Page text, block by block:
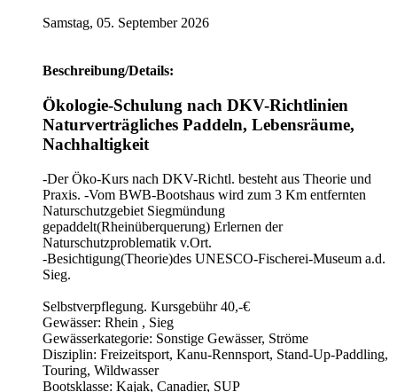
Samstag, 05. September 2026
Beschreibung/Details:
Ökologie-Schulung nach DKV-Richtlinien
Naturverträgliches Paddeln, Lebensräume,
Nachhaltigkeit
-Der Öko-Kurs nach DKV-Richtl. besteht aus Theorie und
Praxis. -Vom BWB-Bootshaus wird zum 3 Km entfernten
Naturschutzgebiet Siegmündung
gepaddelt(Rheinüberquerung) Erlernen der
Naturschutzproblematik v.Ort.
-Besichtigung(Theorie)des UNESCO-Fischerei-Museum a.d.
Sieg.
Selbstverpflegung. Kursgebühr 40,-€
Gewässer: Rhein , Sieg
Gewässerkategorie: Sonstige Gewässer, Ströme
Disziplin: Freizeitsport, Kanu-Rennsport, Stand-Up-Paddling,
Touring, Wildwasser
Bootsklasse: Kajak, Canadier, SUP